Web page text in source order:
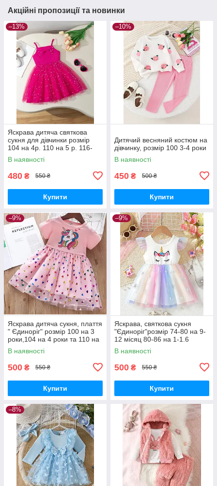
Акційні пропозиції та новинки
–13%
Яскрава дитяча святкова
сукня для дівчинки розмір
104 на 4р. 110 на 5 р. 116-
122 на 6-7р.
В наявності
480 ₴ 550 ₴
Купити
–10%
Дитячий весняний костюм на
дівчинку, розмір 100 3-4 роки
В наявності
450 ₴ 500 ₴
Купити
–9%
Яскрава дитяча сукня, плаття
" Єдиноріг" розмір 100 на 3
роки,104 на 4 роки та 110 на
5 років
В наявності
500 ₴ 550 ₴
Купити
–9%
Яскрава, святкова сукня
"Єдиноріг"розмір 74-80 на 9-
12 місяц 80-86 на 1-1.6
років,розмір 86-92 на 1.6-2
роки та 92-98 на 2-3 роки
В наявності
500 ₴ 550 ₴
Купити
–8%